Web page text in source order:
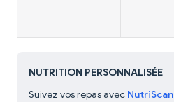
NUTRITION PERSONNALISÉE
Suivez vos repas avec NutriScan